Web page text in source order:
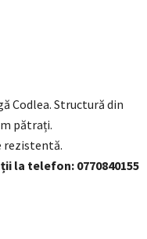
Codlea. Structură din
pătrați.
rezistentă.
la telefon: 0770840155